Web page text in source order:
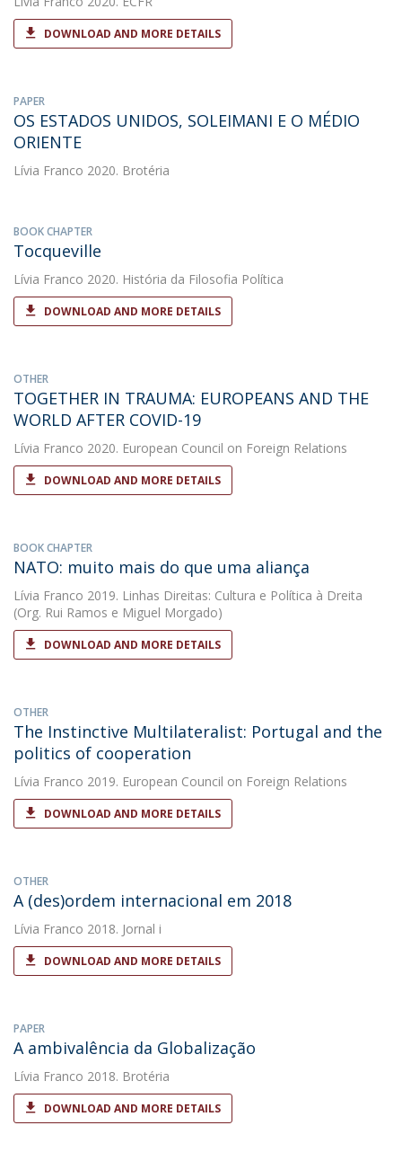
DOWNLOAD AND MORE DETAILS
PAPER
OS ESTADOS UNIDOS, SOLEIMANI E O MÉDIO
ORIENTE
Lívia Franco 2020. Brotéria
BOOK CHAPTER
Tocqueville
Lívia Franco 2020. História da Filosofia Política
DOWNLOAD AND MORE DETAILS
OTHER
TOGETHER IN TRAUMA: EUROPEANS AND THE
WORLD AFTER COVID-19
Lívia Franco 2020. European Council on Foreign Relations
DOWNLOAD AND MORE DETAILS
BOOK CHAPTER
NATO: muito mais do que uma aliança
Lívia Franco 2019. Linhas Direitas: Cultura e Política à Dreita
(Org. Rui Ramos e Miguel Morgado)
DOWNLOAD AND MORE DETAILS
OTHER
The Instinctive Multilateralist: Portugal and the
politics of cooperation
Lívia Franco 2019. European Council on Foreign Relations
DOWNLOAD AND MORE DETAILS
OTHER
A (des)ordem internacional em 2018
Lívia Franco 2018. Jornal i
DOWNLOAD AND MORE DETAILS
PAPER
A ambivalência da Globalização
Lívia Franco 2018. Brotéria
DOWNLOAD AND MORE DETAILS